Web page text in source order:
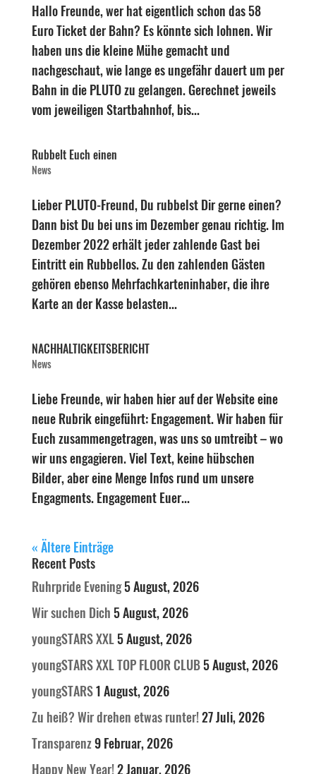
Hallo Freunde, wer hat eigentlich schon das 58
Euro Ticket der Bahn? Es könnte sich lohnen. Wir
haben uns die kleine Mühe gemacht und
nachgeschaut, wie lange es ungefähr dauert um per
Bahn in die PLUTO zu gelangen. Gerechnet jeweils
vom jeweiligen Startbahnhof, bis...
Rubbelt Euch einen
News
Lieber PLUTO-Freund, Du rubbelst Dir gerne einen?
Dann bist Du bei uns im Dezember genau richtig. Im
Dezember 2022 erhält jeder zahlende Gast bei
Eintritt ein Rubbellos. Zu den zahlenden Gästen
gehören ebenso Mehrfachkarteninhaber, die ihre
Karte an der Kasse belasten...
NACHHALTIGKEITSBERICHT
News
Liebe Freunde, wir haben hier auf der Website eine
neue Rubrik eingeführt: Engagement. Wir haben für
Euch zusammengetragen, was uns so umtreibt – wo
wir uns engagieren. Viel Text, keine hübschen
Bilder, aber eine Menge Infos rund um unsere
Engagments. Engagement Euer...
« Ältere Einträge
Recent Posts
Ruhrpride Evening5 August, 2026
Wir suchen Dich5 August, 2026
youngSTARS XXL5 August, 2026
youngSTARS XXL TOP FLOOR CLUB5 August, 2026
youngSTARS1 August, 2026
Zu heiß? Wir drehen etwas runter!27 Juli, 2026
Transparenz9 Februar, 2026
Happy New Year!2 Januar, 2026